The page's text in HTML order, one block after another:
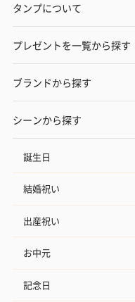
タンプについて
プレゼントを一覧から探す
ブランドから探す
シーンから探す
誕生日
結婚祝い
出産祝い
お中元
記念日